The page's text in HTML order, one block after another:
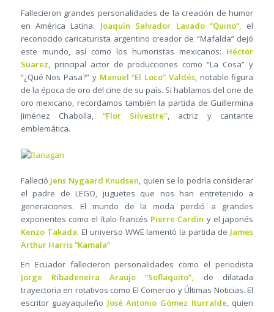
Fallecieron grandes personalidades de la creación de humor
en América Latina. Joaquín Salvador Lavado “Quino”, el
reconocido caricaturista argentino creador de “Mafalda” dejó
este mundo, así como los humoristas mexicanos: Héctor
Suarez, principal actor de producciones como “La Cosa” y
“¿Qué Nos Pasa?” yManuel “El Loco” Valdés, notable figura
de la época de oro del cine de su país. Si hablamos del cine de
oro mexicano, recordamos también la partida de Guillermina
Jiménez Chabolla, “Flor Silvestre”, actriz y cantante
emblemática.
Falleció Jens Nygaard Knudsen , quien se lo podría considerar
el padre de LEGO, juguetes que nos han entretenido a
generaciones. El mundo de la moda perdió a grandes
exponentes como el ítalo-francés Pierre Cardin y el japonés
Kenzo Takada. El universo WWE lamentó la partida de James
Arthur Harris “Kamala”
En Ecuador fallecieron personalidades como el periodista
Jorge Ribadeneira Araujo “Soflaquito”, de dilatada
trayectoria en rotativos como El Comercio y Últimas Noticias. El
escritor guayaquileño José Antonio Gómez Iturralde, quien